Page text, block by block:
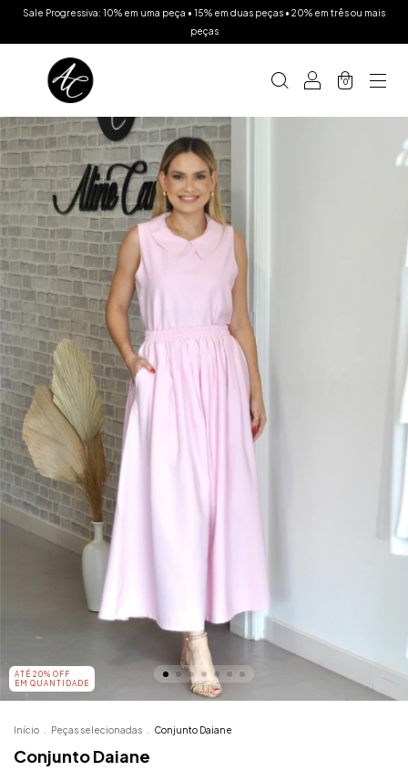
Sale Progressiva: 10% em uma peça • 15% em duas peças • 20% em três ou mais
peças
0
ATÉ 20% OFF
EM QUANTIDADE
Início Peças selecionadas Conjunto Daiane
Conjunto Daiane